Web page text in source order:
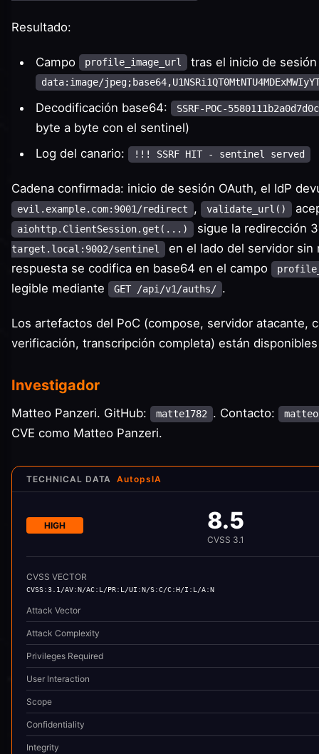
Resultado:
Campo profile_image_url tras el inicio de sesión
data:image/
Decodificación base64: SSRF-POC-
byte a byte con el sentinel)
Log del canario:
!!! SSRF HIT - sentinel served
Cadena confirmada: inicio de sesión OAuth, el IdP
evil.example.com:9001/redirect , validate_url()
aiohttp.ClientSession.get(...) sigue la redirección
target.local:9002/sentinel
en el lado del servidor sin
respuesta se codifica en base64 en el campo
legible mediante GET /api/v1/auths/ .
Los artefactos del PoC (compose, servidor atacante,
verificación, transcripción completa) están
Investigador
Matteo Panzeri. GitHub: matte1782 . Contacto:
CVE como Matteo Panzeri.
TECHNICAL DATA AutopsIA
HIGH 8.5
CVSS 3.1
CVSS VECTOR
CVSS:3.1/AV:N/AC:L/PR:L/UI:N/S:C/C:H/I:L/A:N
Attack Vector
Attack Complexity
Privileges Required
User Interaction
Scope
Confidentiality
Integrity